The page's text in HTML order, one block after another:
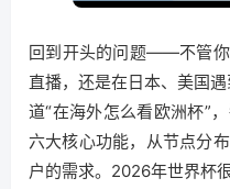
回到开头的问题——不管
直播，还是在日本、美国
道“在海外怎么看欧洲杯”，
六大核心功能，从节点分
户的需求。2026年世界杯